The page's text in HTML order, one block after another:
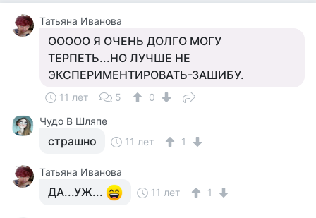
Татьяна Иванова
ООООО Я ОЧЕНЬ ДОЛГО МОГУ
ТЕРПЕТЬ...НО ЛУЧШЕ НЕ
ЭКСПЕРИМЕНТИРОВАТЬ-ЗАШИБУ.
11 лет 5
0
Чудо В Шляпе
страшно 11 лет 1
Татьяна Иванова
ДА...УЖ... 11 лет 1